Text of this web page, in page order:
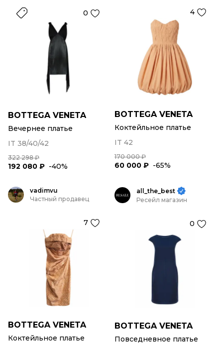
0
BOTTEGA VENETA
Вечернее платье
IT 38/40/42
322 298 ₽
192 080 ₽ -40%
4
BOTTEGA VENETA
Коктейльное платье
IT 42
170 000 ₽
60 000 ₽ -65%
vadimvu
Частный продавец
7
BOTTEGA VENETA
Коктейльное платье
all_the_best
Ресейл магазин
0
BOTTEGA VENETA
Повседневное платье